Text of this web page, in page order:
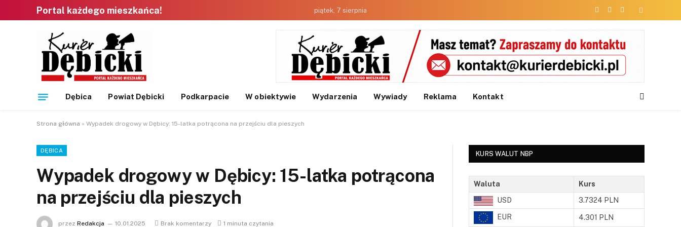
Portal każdego mieszkańca! piątek, 7 sierpnia
Facebook
X
Instagram
Dębica Powiat Dębicki Podkarpacie W obiektywie Wydarzenia Wywiady Reklama Kontakt
Strona główna » Wypadek drogowy w Dębicy: 15-latka potrącona na przejściu dla pieszych
DĘBICA
Wypadek drogowy w Dębicy: 15-latka potrącona
na przejściu dla pieszych
przez Redakcja 10.01.2025 Brak komentarzy 1 minuta czytania
KURS WALUT NBP
Waluta
Kurs
USD
3.7324 PLN
EUR 4.301 PLN